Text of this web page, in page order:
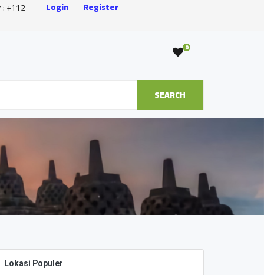
: +112 Login Register
0
SEARCH
Lokasi Populer